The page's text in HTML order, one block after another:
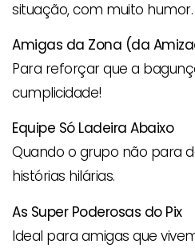
situação, com muito humor.
Amigas da Zona (da
Para reforçar que a
cumplicidade!
Equipe Só Ladeira Abaixo
Quando o grupo não para
histórias hilárias.
As Super Poderosas do Pix
Ideal para amigas que